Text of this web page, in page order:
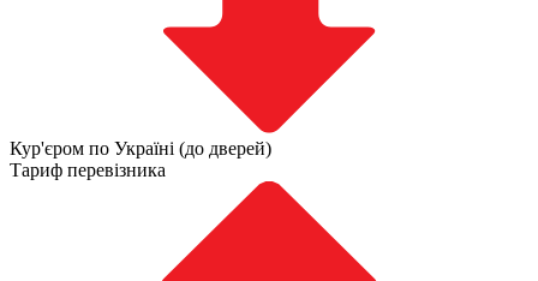
Кур'єром по Україні (до дверей)
Тариф перевізника